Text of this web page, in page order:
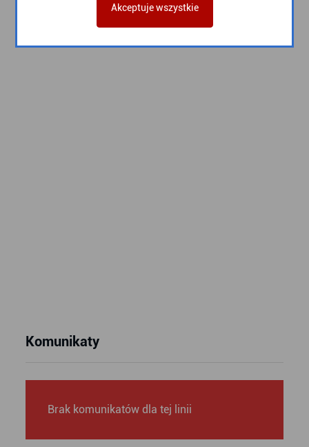
Komunikaty
Brak komunikatów dla tej linii
Akceptuje wszystkie